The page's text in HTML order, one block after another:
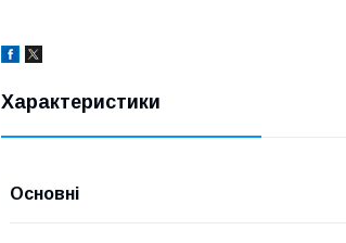
Характеристики
Основні